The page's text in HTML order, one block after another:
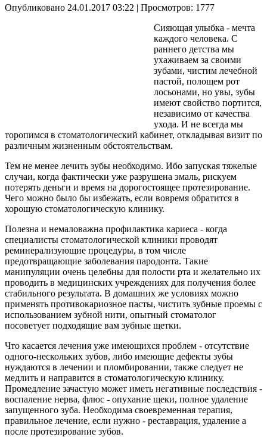
Опубликовано 24.01.2017 03:22 | Просмотров: 1777
Сияющая улыбка - мечта
каждого человека. С
раннего детства мы
ухаживаем за своими
зубами, чистим лечебной
пастой, полощем рот
лосьонами, но увы, зубы
имеют свойство портится,
независимо от качества
ухода. И не всегда мы
торопимся в стоматологический кабинет, откладывая визит по
различным жизненным обстоятельствам.
Тем не менее лечить зубы необходимо. Ибо запуская тяжелые
случаи, когда фактически уже разрушена эмаль, рискуем
потерять деньги и время на дорогостоящее протезирование.
Чего можно было бы избежать, если вовремя обратится в
хорошую стоматологическую клинику.
Полезна и немаловажна профилактика кариеса - когда
специалисты стоматологической клиники проводят
реминерализующие процедуры, в том числе
предотвращающие заболевания пародонта. Такие
манипуляции очень целебны для полости рта и желательно их
проводить в медицинских учреждениях для получения более
стабильного результата. В домашних же условиях можно
применять противокариозное пасты, чистить зубные проемы с
использованием зубной нити, опытный стоматолог
посоветует подходящие вам зубные щетки.
Что касается лечения уже имеющихся проблем - отсутствие
одного-нескольких зубов, либо имеющие дефекты зубы
нуждаются в лечении и пломбировании, также следует не
медлить и направится в стоматологическую клинику.
Промедление зачастую может иметь негативные последствия -
воспаление нерва, флюс - опухание щеки, полное удаление
запущенного зуба. Необходима своевременная терапия,
правильное лечение, если нужно - реставрация, удаление а
после протезирование зубов.